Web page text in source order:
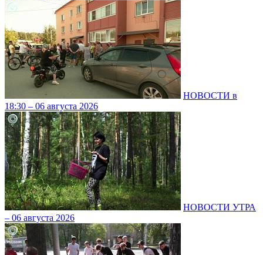
НОВОСТИ в
18:30 – 06 августа 2026
НОВОСТИ УТРА
– 06 августа 2026